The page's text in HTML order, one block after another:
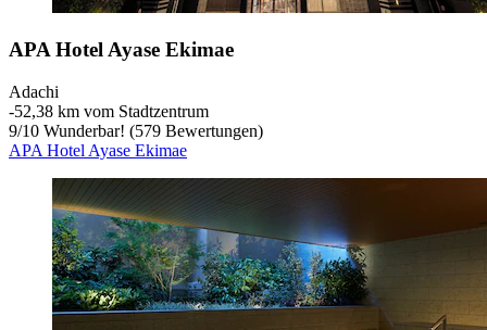
APA Hotel Ayase Ekimae
Adachi
‐52,38 km vom Stadtzentrum
9/10 Wunderbar! (579 Bewertungen)
APA Hotel Ayase Ekimae